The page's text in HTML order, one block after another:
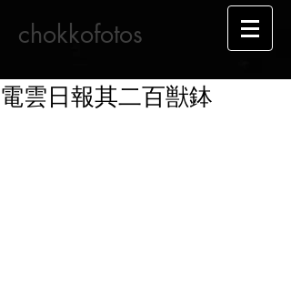
chokkofotos
電雲日報其二百獣鉢